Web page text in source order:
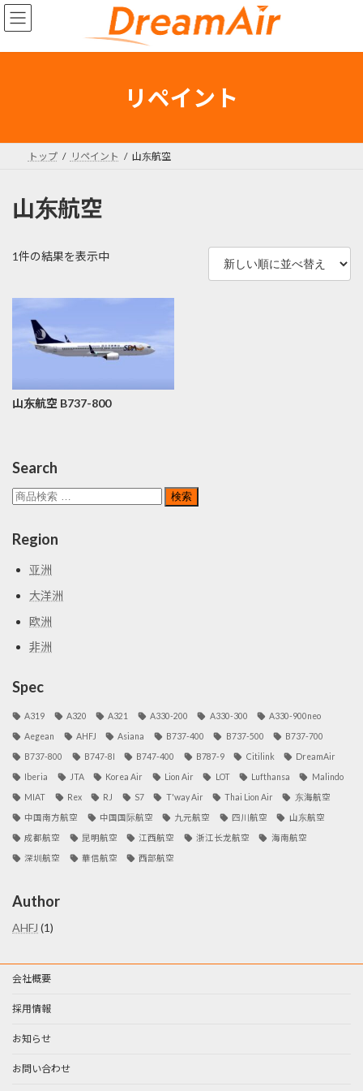
コ
ン
ン
ナ
ビ
ー
リペイント
トップ リペイント 山东航空
山东航空
1件の結果を表示中
山东航空 B737-800
Search
検
象:
検索
Region
亚洲
大洋洲
欧洲
非洲
Spec
A319 A320 A321 A330-200 A330-300 A330-900neo
Aegean AHFJ Asiana B737-400 B737-500 B737-700
B737-800 B747-8I B747-400 B787-9 Citilink DreamAir
Iberia JTA Korea Air Lion Air LOT Lufthansa Malindo
MIAT Rex RJ S7 T'way Air Thai Lion Air 东海航空
中国南方航空 中国国际航空 九元航空 四川航空 山东航空
成都航空 昆明航空 江西航空 浙江长龙航空 海南航空
深圳航空 華信航空 西部航空
Author
AHFJ (1)
会社概要
採用情報
お知らせ
お問い合わせ